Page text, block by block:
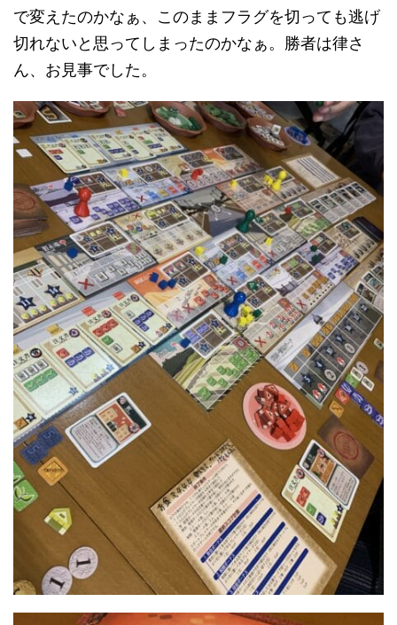
で変えたのかなぁ、このままフラグを切っても逃げ
切れないと思ってしまったのかなぁ。勝者は律さ
ん、お見事でした。